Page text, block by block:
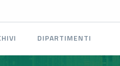
DIPARTIMENTI